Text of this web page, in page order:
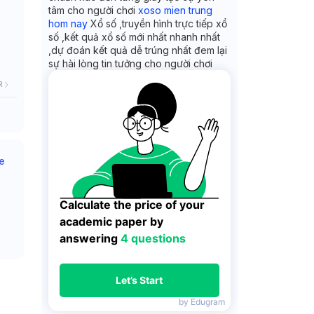
tâm cho người chơi xoso mien trung
hom nayXổ số ,truyền hình trực tiếp xổ
số ,kết quả xổ số mới nhất nhanh nhất
,dự đoán kết quả dễ trúng nhất đem lại
sự hài lòng tin tưởng cho người chơi
Calculate the price of your
academic paper by
answering 4 questions
Let’s Start
by Edugram